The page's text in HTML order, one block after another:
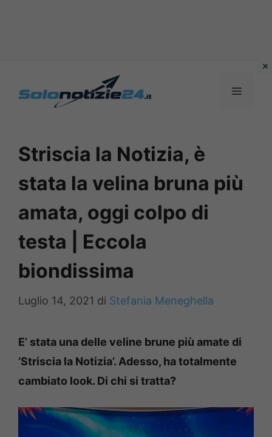
MENU
Striscia la Notizia, è
stata la velina bruna più
amata, oggi colpo di
testa | Eccola
biondissima
Luglio 14, 2021 di Stefania Meneghella
E’ stata una delle veline brune più amate di
‘Striscia la Notizia’. Adesso, ha totalmente
cambiato look. Di chi si tratta?